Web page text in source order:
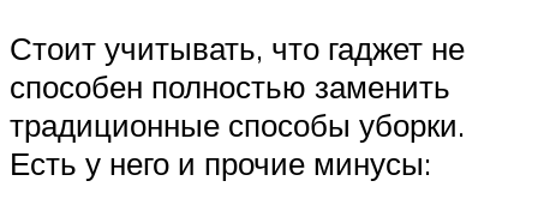
Стоит учитывать, что гаджет не
способен полностью заменить
традиционные способы уборки.
Есть у него и прочие минусы: